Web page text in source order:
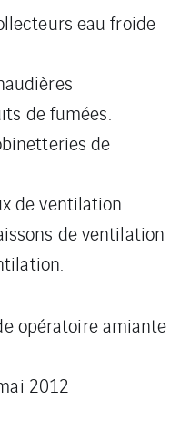
eau froide
de fumées.
de
de ventilation.
de ventilation
opératoire amiante
2012